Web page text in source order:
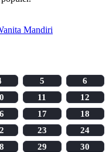
Mandiri
5
6
11
12
17
18
23
24
29
30